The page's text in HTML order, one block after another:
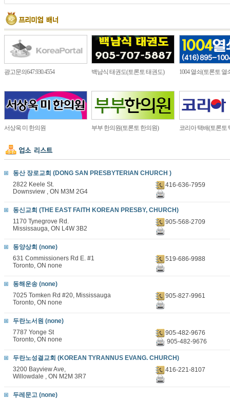
광고문의647.930.4554 백남식 태권도(토론토 태권도) 1004 열쇠(토론토 열
서상욱 미 한의원 부부 한의원(토론토 한의원) 코리아 택배(토론토
동산 장로교회 (DONG SAN PRESBYTERIAN CHURCH )
2822 Keele St.
Downsview , ON M3M 2G4
416-636-7959
동신교회 (THE EAST FAITH KOREAN PRESBY, CHURCH)
1170 Tynegrove Rd.
Mississauga, ON L4W 3B2
905-568-2709
동양상회 (none)
631 Commissioners Rd E. #1
Toronto, ON none
519-686-9988
동해운송 (none)
7025 Tomken Rd #20, Mississauga
Toronto, ON none
905-827-9961
두란노서원 (none)
7787 Yonge St
Toronto, ON none
905-482-9676
905-482-9676
두란노성결교회 (KOREAN TYRANNUS EVANG. CHURCH)
3200 Bayview Ave,
Willowdale , ON M2M 3R7
416-221-8107
두레문고 (none)